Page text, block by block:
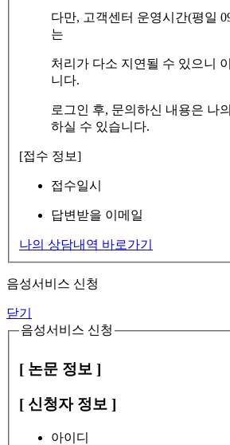
다만, 고객센터 운영시간(평일
는
처리가 다소 지연될 수 있으니
니다.
로그인 후, 문의하신 내용은 나
하실 수 있습니다.
[접수 정보]
접수일시
답변받을 이메일
나의 상담내역 바로가기
음성서비스 신청
닫기
음성서비스 신청
[ 논문 정보 ]
[ 신청자 정보 ]
아이디